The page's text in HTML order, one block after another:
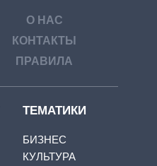
О НАС
КОНТАКТЫ
ПРАВИЛА
ТЕМАТИКИ
БИЗНЕС
КУЛЬТУРА